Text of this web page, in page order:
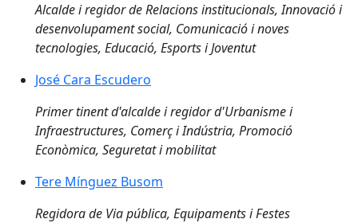
Alcalde i regidor de Relacions institucionals, Innovació i
desenvolupament social, Comunicació i noves
tecnologies, Educació, Esports i Joventut
José Cara Escudero
José Cara Escudero
Primer tinent d'alcalde i regidor d'Urbanisme i
Infraestructures, Comerç i Indústria, Promoció
Econòmica, Seguretat i mobilitat
Tere Mínguez Busom
Tere Mínguez Busom
Regidora de Via pública, Equipaments i Festes